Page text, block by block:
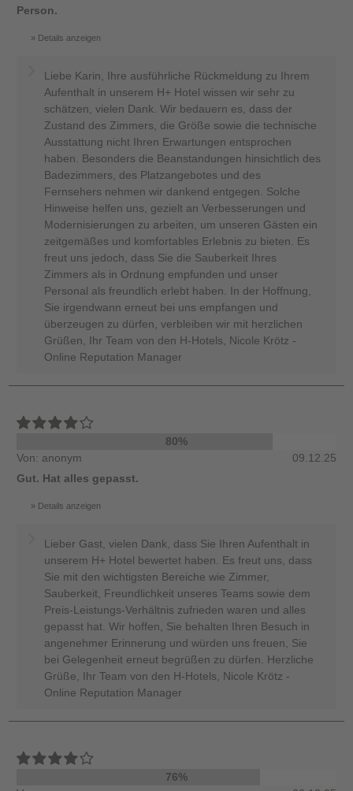
Person.
Details anzeigen
Liebe Karin, Ihre ausführliche Rückmeldung zu Ihrem
Aufenthalt in unserem H+ Hotel wissen wir sehr zu
schätzen, vielen Dank. Wir bedauern es, dass der
Zustand des Zimmers, die Größe sowie die technische
Ausstattung nicht Ihren Erwartungen entsprochen
haben. Besonders die Beanstandungen hinsichtlich des
Badezimmers, des Platzangebotes und des
Fernsehers nehmen wir dankend entgegen. Solche
Hinweise helfen uns, gezielt an Verbesserungen und
Modernisierungen zu arbeiten, um unseren Gästen ein
zeitgemäßes und komfortables Erlebnis zu bieten. Es
freut uns jedoch, dass Sie die Sauberkeit Ihres
Zimmers als in Ordnung empfunden und unser
Personal als freundlich erlebt haben. In der Hoffnung,
Sie irgendwann erneut bei uns empfangen und
überzeugen zu dürfen, verbleiben wir mit herzlichen
Grüßen, Ihr Team von den H-Hotels, Nicole Krötz -
Online Reputation Manager
80%
Von: anonym
09.12.25
Gut. Hat alles gepasst.
Details anzeigen
Lieber Gast, vielen Dank, dass Sie Ihren Aufenthalt in
unserem H+ Hotel bewertet haben. Es freut uns, dass
Sie mit den wichtigsten Bereiche wie Zimmer,
Sauberkeit, Freundlichkeit unseres Teams sowie dem
Preis-Leistungs-Verhältnis zufrieden waren und alles
gepasst hat. Wir hoffen, Sie behalten Ihren Besuch in
angenehmer Erinnerung und würden uns freuen, Sie
bei Gelegenheit erneut begrüßen zu dürfen. Herzliche
Grüße, Ihr Team von den H-Hotels, Nicole Krötz -
Online Reputation Manager
76%